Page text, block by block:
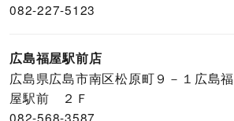
082-227-5123
広島福屋駅前店
広島県広島市南区松原町９－１広島福
屋駅前 ２Ｆ
082-568-3587